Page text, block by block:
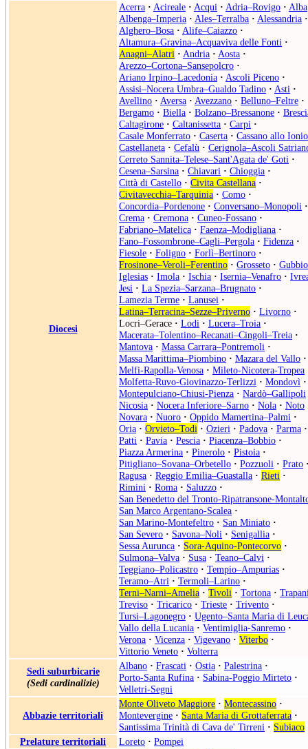
Diocesi
Acerra · Acireale · Acqui · Adria–Rovigo · Alba
Albenga–Imperia · Ales–Terralba · Alessandria ·
Alghero–Bosa · Alife–Caiazzo ·
Altamura–Gravina–Acquaviva delle Fonti ·
Anagni–Alatri · Andria · Aosta ·
Arezzo–Cortona–Sansepolcro ·
Ariano Irpino–Lacedonia · Ascoli Piceno ·
Assisi–Nocera Umbra–Gualdo Tadino · Asti ·
Avellino · Aversa · Avezzano · Belluno–Feltre ·
Bergamo · Biella · Bolzano–Bressanone ·
Caltagirone · Caltanissetta · Carpi ·
Casale Monferrato · Caserta · Cassano allo Ionio
Castellaneta · Cefalù · Cerignola–Ascoli
Cerreto Sannita–Telese–Sant'Agata de' Goti ·
Cesena–Sarsina · Chiavari · Chioggia ·
Città di Castello · Civita Castellana ·
Civitavecchia–Tarquinia · Como ·
Concordia–Pordenone · Conversano–Monopoli ·
Crema · Cremona · Cuneo-Fossano ·
Fabriano–Matelica · Faenza–Modigliana ·
Fano–Fossombrone–Cagli–Pergola · Fidenza ·
Fiesole · Foligno · Forlì–Bertinoro ·
Frosinone–Veroli–Ferentino · Grosseto · Gubbio
Iglesias · Imola · Ischia · Isernia–Venafro ·
Jesi · La Spezia–Sarzana–Brugnato ·
Lamezia Terme · Lanusei ·
Latina–Terracina–Sezze–Priverno · Livorno ·
Locri–Gerace · Lodi · Lucera–Troia ·
Macerata–Tolentino–Recanati–Cingoli–Treia ·
Mantova · Massa Carrara–Pontremoli ·
Massa Marittima–Piombino · Mazara del Vallo ·
Melfi-Rapolla-Venosa · Mileto-Nicotera-Tropea
Molfetta-Ruvo-Giovinazzo-Terlizzi · Mondovì ·
Montepulciano-Chiusi-Pienza · Nardò–Gallipoli
Nicosia · Nocera Inferiore–Sarno · Nola · Noto
Novara · Nuoro · Oppido Mamertina–Palmi ·
Oria · Orvieto–Todi · Ozieri · Padova · Parma ·
Patti · Pavia · Pescia · Piacenza–Bobbio ·
Piazza Armerina · Pinerolo · Pistoia ·
Pitigliano–Sovana–Orbetello · Pozzuoli · Prato
Ragusa · Reggio Emilia–Guastalla · Rieti ·
Rimini · Roma · Saluzzo ·
San Benedetto del Tronto-Ripatransone-
San Marco Argentano-Scalea ·
San Marino-Montefeltro · San Miniato ·
San Severo · Savona–Noli · Senigallia ·
Sessa Aurunca · Sora-Aquino-Pontecorvo ·
Sulmona–Valva · Susa · Teano–Calvi ·
Teggiano–Policastro · Tempio–Ampurias ·
Teramo–Atri · Termoli–Larino ·
Terni–Narni–Amelia · Tivoli · Tortona ·
Treviso · Tricarico · Trieste · Trivento ·
Tursi–Lagonegro · Ugento–Santa Maria di
Vallo della Lucania · Ventimiglia-Sanremo ·
Verona · Vicenza · Vigevano · Viterbo ·
Vittorio Veneto · Volterra
Sedi suburbicarie
(Sedi cardinalizie)
Albano · Frascati · Ostia · Palestrina ·
Porto-Santa Rufina · Sabina-Poggio Mirteto ·
Velletri-Segni
Abbazie territoriali
Monte Oliveto Maggiore · Montecassino ·
Montevergine · Santa Maria di Grottaferrata ·
Santissima Trinità di Cava de' Tirreni · Subiaco
Prelature territoriali
Loreto · Pompei